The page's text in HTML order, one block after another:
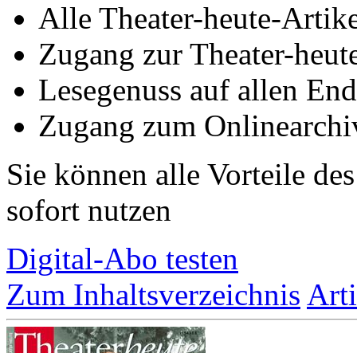
Alle Theater-heute-
Zugang zur Theater-
Lesegenuss auf allen
Zugang zum
Sie können alle Vorteile
sofort nutzen
Digital-Abo testen
Zum Inhaltsverzeichnis